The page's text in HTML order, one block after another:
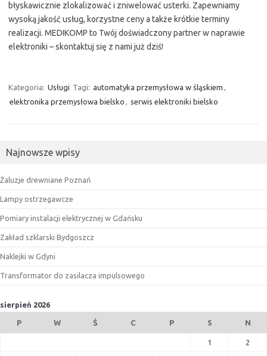
błyskawicznie zlokalizować i zniwelować usterki. Zapewniamy
wysoką jakość usług, korzystne ceny a także krótkie terminy
realizacji. MEDIKOMP to Twój doświadczony partner w naprawie
elektroniki – skontaktuj się z nami już dziś!
Kategoria: Usługi Tagi: automatyka przemysłowa w śląskiem ,
elektronika przemysłowa bielsko , serwis elektroniki bielsko
Najnowsze wpisy
Żaluzje drewniane Poznań
Lampy ostrzegawcze
Pomiary instalacji elektrycznej w Gdańsku
Zakład szklarski Bydgoszcz
Naklejki w Gdyni
Transformator do zasilacza impulsowego
sierpień 2026
P W Ś C P S N
1 2